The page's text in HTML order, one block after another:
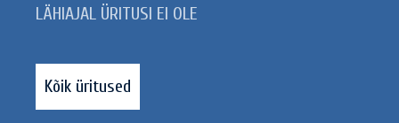
LÄHIAJAL ÜRITUSI EI OLE
Kõik üritused